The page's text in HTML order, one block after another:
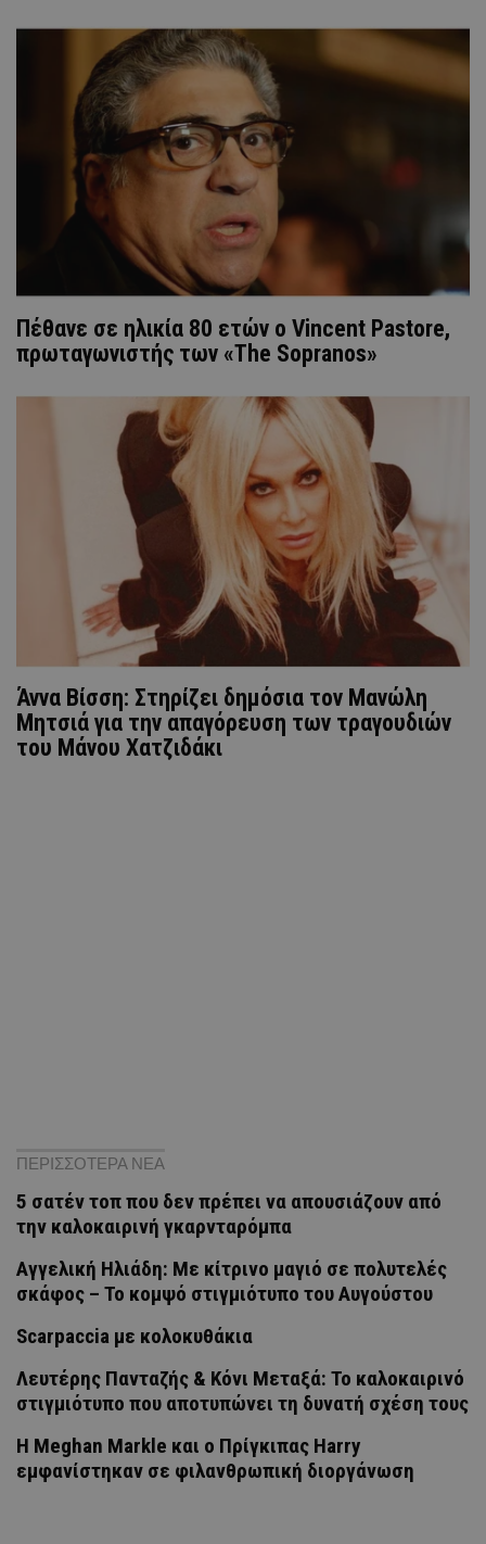
Πέθανε σε ηλικία 80 ετών ο Vincent Pastore,
πρωταγωνιστής των «The Sopranos»
Άννα Βίσση: Στηρίζει δημόσια τον Μανώλη
Μητσιά για την απαγόρευση των τραγουδιών
του Μάνου Χατζιδάκι
ΠΕΡΙΣΣΟΤΕΡΑ ΝΕΑ
5 σατέν τοπ που δεν πρέπει να απουσιάζουν από
την καλοκαιρινή γκαρνταρόμπα
Αγγελική Ηλιάδη: Με κίτρινο μαγιό σε πολυτελές
σκάφος – Το κομψό στιγμιότυπο του Αυγούστου
Scarpaccia με κολοκυθάκια
Λευτέρης Πανταζής & Κόνι Μεταξά: Το καλοκαιρινό
στιγμιότυπο που αποτυπώνει τη δυνατή σχέση τους
Η Meghan Markle και ο Πρίγκιπας Harry
εμφανίστηκαν σε φιλανθρωπική διοργάνωση